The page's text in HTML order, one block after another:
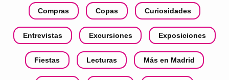
Compras Copas Curiosidades
Entrevistas Excursiones Exposiciones
Fiestas Lecturas Más en Madrid